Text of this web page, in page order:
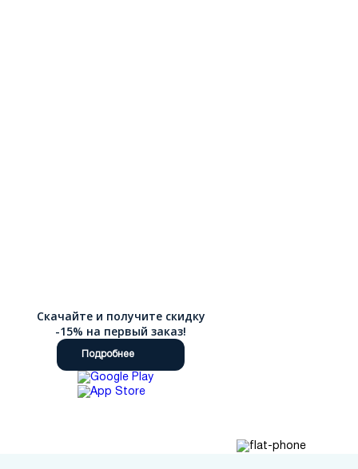
Скачайте и получите скидку
-15% на первый заказ!
Подробнее